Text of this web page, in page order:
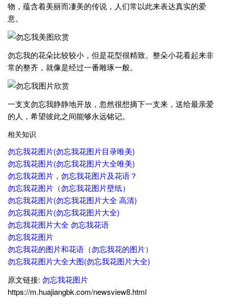
物，蕴含着美丽而凄美的传说，人们常以此来表达真实的爱
意。
勿忘我的花朵比较较小，但是花型很精致。整朵小花看起来非
常的整齐，就像是经过一番雕琢一般。
一支支勿忘我静静地开放，忽然很想摘下一支来，送给最亲爱
的人，希望彼此之间能够永远铭记。
相关知识
勿忘我花图片(勿忘我花图片目录唯美)
勿忘我花图片(勿忘我花图片大全唯美)
勿忘我花图片，勿忘我花图片及花语？
勿忘我花图片（勿忘我花图片壁纸）
勿忘我花图片(勿忘我花图片大全 高清)
勿忘我花图片(勿忘我花图片大全)
勿忘我花图片大全 勿忘我花语
勿忘我花图片
勿忘我花的图片和花语（勿忘我花的图片）
勿忘我花图片大全大图(勿忘我花图片大全)
原文链接: 勿忘我花图片
https://m.huajiangbk.com/newsview8.html